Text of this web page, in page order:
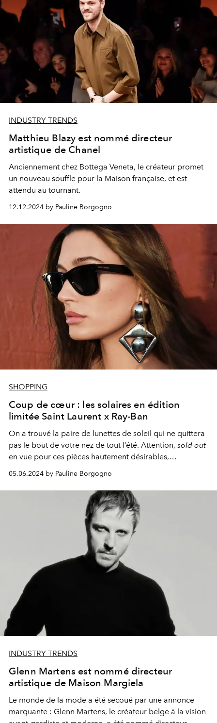
INDUSTRY TRENDS
Matthieu Blazy est nommé directeur
artistique de Chanel
Anciennement chez Bottega Veneta, le créateur promet
un nouveau souffle pour la Maison française, et est
attendu au tournant.
12.12.2024 by Pauline Borgogno
SHOPPING
Coup de cœur : les solaires en édition
limitée Saint Laurent x Ray-Ban
On a trouvé la paire de lunettes de soleil qui ne quittera
pas le bout de votre nez de tout l’été. Attention, sold out
en vue pour ces pièces hautement désirables,
05.06.2024 by Pauline Borgogno
INDUSTRY TRENDS
Glenn Martens est nommé directeur
artistique de Maison Margiela
Le monde de la mode a été secoué par une annonce
marquante : Glenn Martens, le créateur belge à la vision